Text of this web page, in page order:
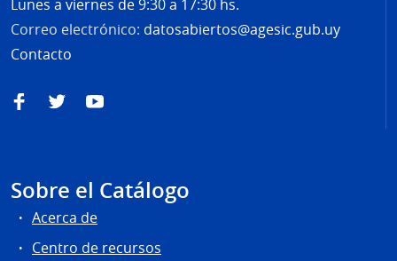
Lunes a viernes de 9:30 a 17:30 hs.
Correo electrónico: datosabiertos@agesic.gub.uy
Contacto
FacebookTwitterYouTube
Sobre el Catálogo
Acerca de
Centro de recursos